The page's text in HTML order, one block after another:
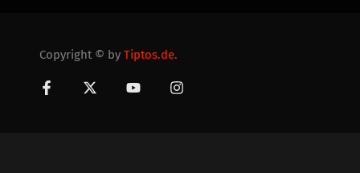
Copyright © by Tiptos.de.